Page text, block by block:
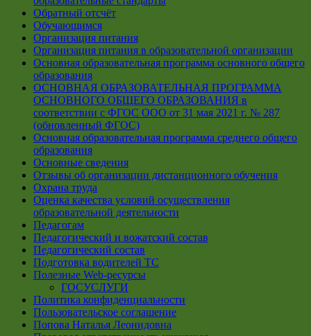
Обратный отсчёт
Обучающимся
Организация питания
Организация питания в образовательной организации
Основная образовательная программа основного общего
образования
ОСНОВНАЯ ОБРАЗОВАТЕЛЬНАЯ ПРОГРАММА
ОСНОВНОГО ОБЩЕГО ОБРАЗОВАНИЯ в
соответствии с ФГОС ООО от 31 мая 2021 г. № 287
(обновленный ФГОС)
Основная образовательная программа среднего общего
образования
Основные сведения
Отзывы об организации дистанционного обучения
Охрана труда
Оценка качества условий осуществления
образовательной деятельности
Педагогам
Педагогический и вожатский состав
Педагогический состав
Подготовка водителей ТС
Полезные Web-ресурсы
ГОСУСЛУГИ
Политика конфиденциальности
Пользовательское соглашение
Попова Наталья Леонидовна